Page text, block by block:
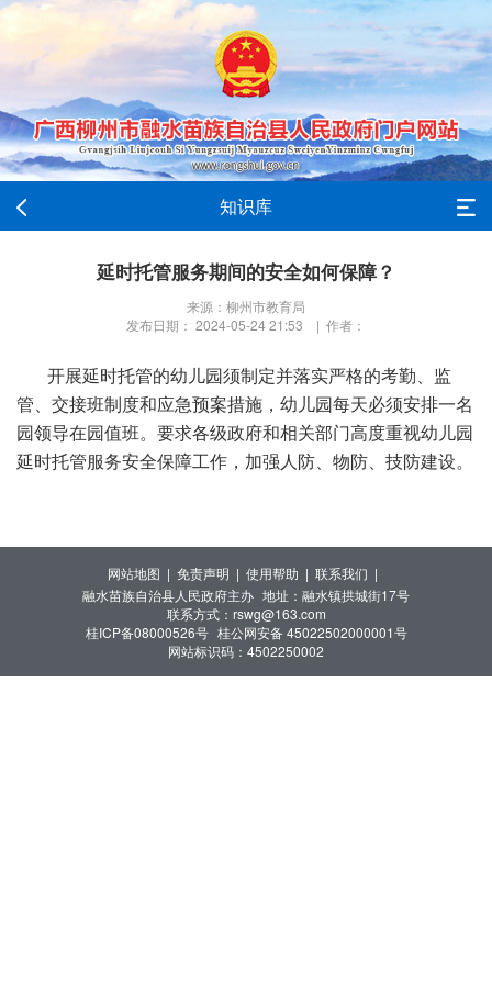
知识库
延时托管服务期间的安全如何保障？
来源：柳州市教育局
发布日期： 2024-05-24 21:53 | 作者：
开展延时托管的幼儿园须制定并落实严格的考勤、监
管、交接班制度和应急预案措施，幼儿园每天必须安排一名
园领导在园值班。要求各级政府和相关部门高度重视幼儿园
延时托管服务安全保障工作，加强人防、物防、技防建设。
网站地图 | 免责声明 | 使用帮助 | 联系我们 |
融水苗族自治县人民政府主办 地址：融水镇拱城街17号
联系方式：rswg@163.com
桂ICP备08000526号 桂公网安备 45022502000001号
网站标识码：4502250002